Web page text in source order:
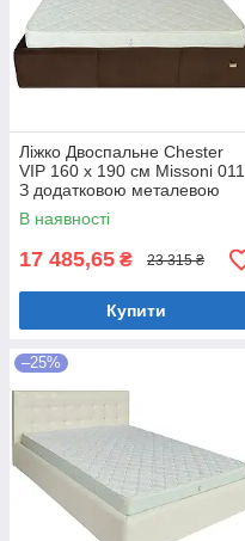
Ліжко Двоспальне Chester
VIP 160 х 190 см Missoni 011
З додатковою металевою
цільнозварною рамою
Темно-коричневий
В наявності
17 485,65 ₴ 23 315 ₴
Купити
–25%